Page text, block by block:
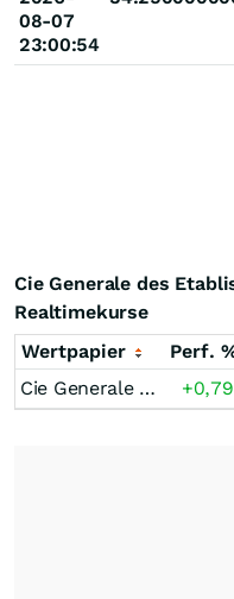
08-07
23:00:54
Cie Generale des
Realtimekurse
Wertpapier
Perf.
Cie Generale des Etablissements Michelin